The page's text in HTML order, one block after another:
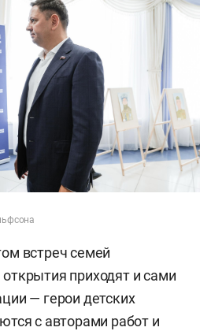
встреч семей
приходят и сами
— герои детских
с авторами работ и